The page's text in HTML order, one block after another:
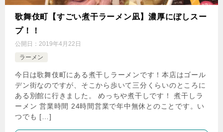
歌舞伎町【すごい煮干ラーメン凪】濃厚にぼしスー
プ！！
公開日： 2019年4月22日
ラーメン
今日は歌舞伎町にある煮干しラーメンです！本店はゴール
デン街なのですが、そこから歩いて三分くらいのところに
ある別館に行きました。 めっちや煮干しです！ 煮干しラ
ーメン 営業時間 24時間営業で年中無休とのことです。い
つでも […]